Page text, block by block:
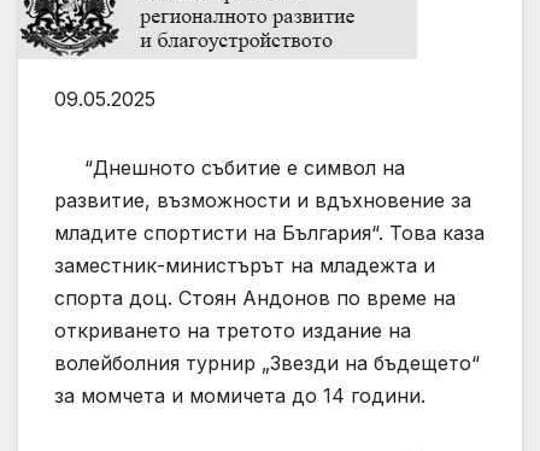
09.05.2025
“Днешното събитие е символ на
развитие, възможности и вдъхновение за
младите спортисти на България“. Това каза
заместник-министърът на младежта и
спорта доц. Стоян Андонов по време на
откриването на третото издание на
волейболния турнир „Звезди на бъдещето“
за момчета и момичета до 14 години.